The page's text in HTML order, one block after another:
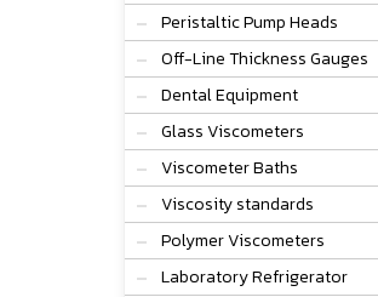
Peristaltic Pump Heads
Off-Line Thickness Gauges
Dental Equipment
Glass Viscometers
Viscometer Baths
Viscosity standards
Polymer Viscometers
Laboratory Refrigerator